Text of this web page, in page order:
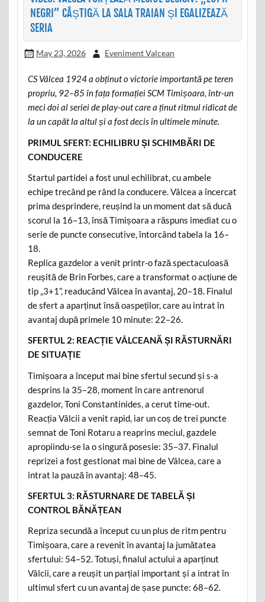
NEGRI” CÂȘTIGĂ LA SALA TRAIAN ȘI EGALIZEAZĂ
SERIA
May 23, 2026 Eveniment Valcean
CS Vâlcea 1924 a obținut o victorie importantă pe teren
propriu, 92–85 în fața formației SCM Timișoara, într-un
meci doi al seriei de play-out care a ținut ritmul ridicat de
la un capăt la altul și a fost decis în ultimele minute.
PRIMUL SFERT: ECHILIBRU ȘI SCHIMBĂRI DE
CONDUCERE
Startul partidei a fost unul echilibrat, cu ambele
echipe trecând pe rând la conducere. Vâlcea a încercat
prima desprindere, reușind la un moment dat să ducă
scorul la 16–13, însă Timișoara a răspuns imediat cu o
serie de puncte consecutive, întorcând tabela la 16–
18.
Replica gazdelor a venit printr-o fază spectaculoasă
reușită de Brin Forbes, care a transformat o acțiune de
tip „3+1”, readucând Vâlcea în avantaj, 20–18. Finalul
de sfert a aparținut însă oaspeților, care au intrat în
avantaj după primele 10 minute: 22–26.
SFERTUL 2: REACȚIE VÂLCEANĂ ȘI RĂSTURNĂRI
DE SITUAȚIE
Timișoara a început mai bine sfertul secund și s-a
desprins la 35–28, moment în care antrenorul
gazdelor, Toni Constantinides, a cerut time-out.
Reacția Vâlcii a venit rapid, iar un coș de trei puncte
semnat de Toni Rotaru a reaprins meciul, gazdele
apropiindu-se la o singură posesie: 35–37. Finalul
reprizei a fost gestionat mai bine de Vâlcea, care a
intrat la pauză în avantaj: 48–45.
SFERTUL 3: RĂSTURNARE DE TABELĂ ȘI
CONTROL BĂNĂȚEAN
Repriza secundă a început cu un plus de ritm pentru
Timișoara, care a revenit în avantaj la jumătatea
sfertului: 54–52. Totuși, finalul actului a aparținut
Vâlcii, care a reușit un parțial important și a intrat în
ultimul sfert cu un avantaj de șase puncte: 68–62.